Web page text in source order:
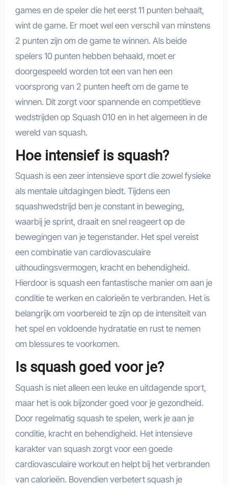
games en de speler die het eerst 11 punten behaalt,
wint de game. Er moet wel een verschil van minstens
2 punten zijn om de game te winnen. Als beide
spelers 10 punten hebben behaald, moet er
doorgespeeld worden tot een van hen een
voorsprong van 2 punten heeft om de game te
winnen. Dit zorgt voor spannende en competitieve
wedstrijden op Squash 010 en in het algemeen in de
wereld van squash.
Hoe intensief is squash?
Squash is een zeer intensieve sport die zowel fysieke
als mentale uitdagingen biedt. Tijdens een
squashwedstrijd ben je constant in beweging,
waarbij je sprint, draait en snel reageert op de
bewegingen van je tegenstander. Het spel vereist
een combinatie van cardiovasculaire
uithoudingsvermogen, kracht en behendigheid.
Hierdoor is squash een fantastische manier om aan je
conditie te werken en calorieën te verbranden. Het is
belangrijk om voorbereid te zijn op de intensiteit van
het spel en voldoende hydratatie en rust te nemen
om blessures te voorkomen.
Is squash goed voor je?
Squash is niet alleen een leuke en uitdagende sport,
maar het is ook bijzonder goed voor je gezondheid.
Door regelmatig squash te spelen, werk je aan je
conditie, kracht en behendigheid. Het intensieve
karakter van squash zorgt voor een goede
cardiovasculaire workout en helpt bij het verbranden
van calorieën. Bovendien verbetert squash je